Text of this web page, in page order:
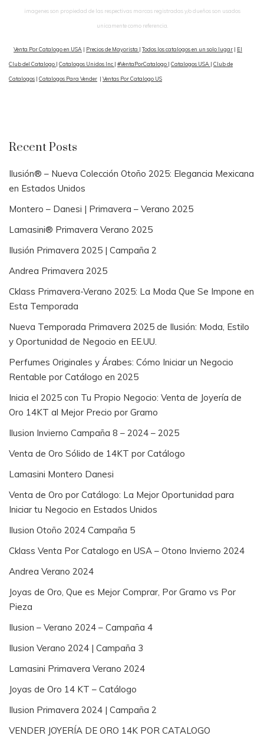
imagenes son propiedad de las respectivas marcas registradas y/o dueños son usados
unicamente como referencia.
Venta Por Catalogo en USA | Precios de Mayorista | Todos los catalogos en un solo lugar | El
Club del Catalogo | Catalogos Unidos Inc | #VentaPorCatalogo | Catalogos USA | Club de
Catalogos | Catalogos Para Vender | Ventas Por Catalogo US
Recent Posts
Ilusión® – Nueva Colección Otoño 2025: Elegancia Mexicana
en Estados Unidos
Montero – Danesi | Primavera – Verano 2025
Lamasini® Primavera Verano 2025
Ilusión Primavera 2025 | Campaña 2
Andrea Primavera 2025
Cklass Primavera-Verano 2025: La Moda Que Se Impone en
Esta Temporada
Nueva Temporada Primavera 2025 de Ilusión: Moda, Estilo
y Oportunidad de Negocio en EE.UU.
Perfumes Originales y Árabes: Cómo Iniciar un Negocio
Rentable por Catálogo en 2025
Inicia el 2025 con Tu Propio Negocio: Venta de Joyería de
Oro 14KT al Mejor Precio por Gramo
Ilusion Invierno Campaña 8 – 2024 – 2025
Venta de Oro Sólido de 14KT por Catálogo
Lamasini Montero Danesi
Venta de Oro por Catálogo: La Mejor Oportunidad para
Iniciar tu Negocio en Estados Unidos
Ilusion Otoño 2024 Campaña 5
Cklass Venta Por Catalogo en USA – Otono Invierno 2024
Andrea Verano 2024
Joyas de Oro, Que es Mejor Comprar, Por Gramo vs Por
Pieza
Ilusion – Verano 2024 – Campaña 4
Ilusion Verano 2024 | Campaña 3
Lamasini Primavera Verano 2024
Joyas de Oro 14 KT – Catálogo
Ilusion Primavera 2024 | Campaña 2
VENDER JOYERÍA DE ORO 14K POR CATALOGO